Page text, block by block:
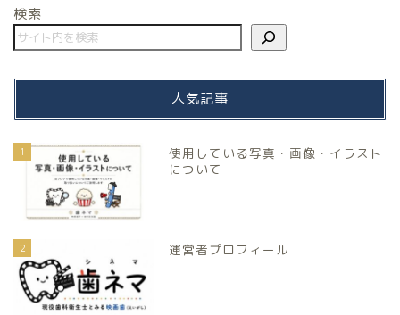
検索
人気記事
1
使用している写真・画像・イラスト
について
2 運営者プロフィール